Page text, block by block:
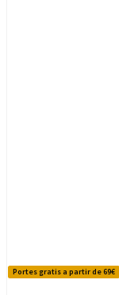
Portes gratis a partir de 69€